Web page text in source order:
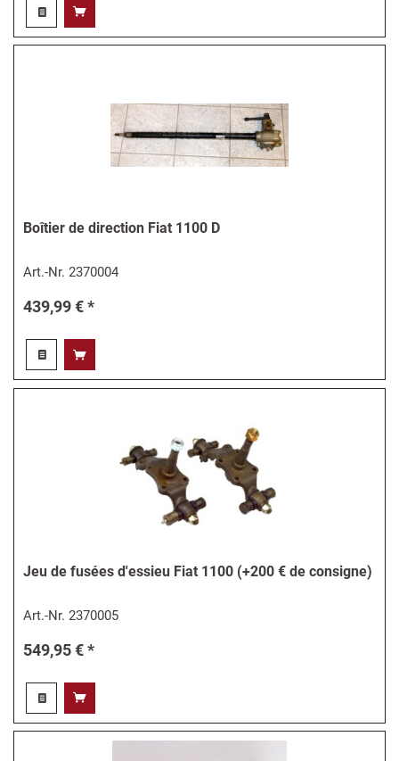
Boîtier de direction Fiat 1100 D
Art.-Nr.2370004
439,99 € *
Jeu de fusées d'essieu Fiat 1100 (+200 € de consigne)
Art.-Nr.2370005
549,95 € *